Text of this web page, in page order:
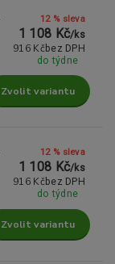
12 % sleva
1 108 Kč/ks
916 Kč bez DPH
do týdne
Zvolit variantu
12 % sleva
1 108 Kč/ks
916 Kč bez DPH
do týdne
Zvolit variantu